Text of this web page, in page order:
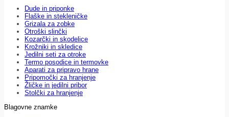
Dude in priponke
Flaške in stekleničke
Grizala za zobke
Otroški slinčki
Kozarčki in skodelice
Krožniki in skledice
Jedilni seti za otroke
Termo posodice in termovke
Aparati za pripravo hrane
Pripomočki za hranjenje
Žličke in jedilni pribor
Stolčki za hranjenje
Blagovne znamke